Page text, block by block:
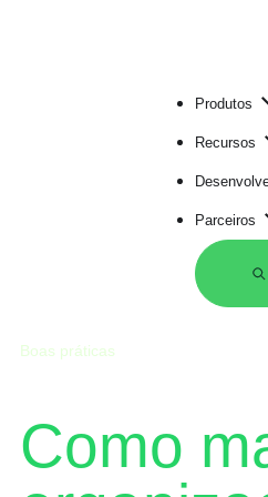
Produtos
Recursos
Parceiros
Boas práticas
Como